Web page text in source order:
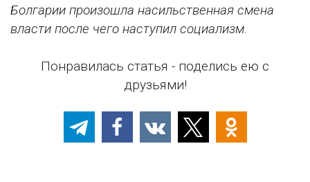
Болгарии произошла насильственная смена
власти после чего наступил социализм.
Понравилась статья - поделись ею с
друзьями!